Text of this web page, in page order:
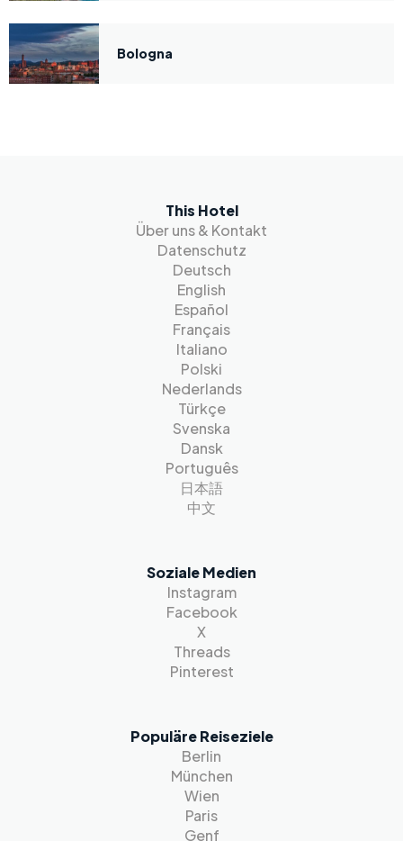
Bologna
This Hotel
Über uns & Kontakt
Datenschutz
Deutsch
English
Español
Français
Italiano
Polski
Nederlands
Türkçe
Svenska
Dansk
Português
日本語
中文
Soziale Medien
Instagram
Facebook
X
Threads
Pinterest
Populäre Reiseziele
Berlin
München
Wien
Paris
Genf